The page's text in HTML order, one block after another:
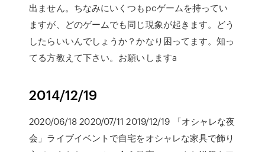
出ません。ちなみにいくつもpcゲームを持ってい
ますが、どのゲームでも同じ現象が起きます。どう
したらいいんでしょうか？かなり困ってます。知っ
てる方教えて下さい。お願いしますa
2014/12/19
2020/06/18 2020/07/11 2019/12/19 「オシャレな夜
会」ライブイベントで自宅をオシャレな家具で飾り